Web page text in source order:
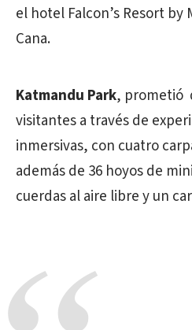
el hotel Falcon’s Resort by
Cana.
Katmandu Park, prometió
visitantes a través de
inmersivas, con cuatro
además de 36 hoyos de
cuerdas al aire libre y un